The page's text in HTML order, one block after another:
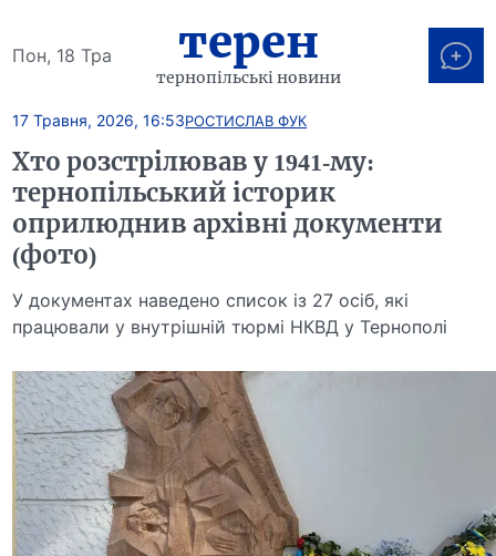
Пон, 18 Тра терен
тернопільські новини
17 Травня, 2026, 16:53РОСТИСЛАВ ФУК
Хто розстрілював у 1941-му:
тернопільський історик
оприлюднив архівні документи
(фото)
У документах наведено список із 27 осіб, які
працювали у внутрішній тюрмі НКВД у Тернополі